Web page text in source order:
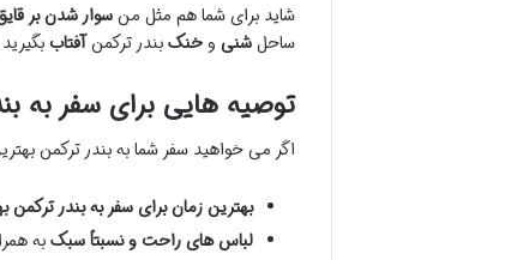
شاید برای شما هم مثل منسوار شدن بر
ساحلشنی وخنکبندر ترکمنآفتاب
توصیه هایی برای سفر به
اگر می خواهید سفر شما به بندر ترکمن
بهترین زمان برای سفر به بندر ترکمن
لباس های راحت و نسبتاً سبکبه